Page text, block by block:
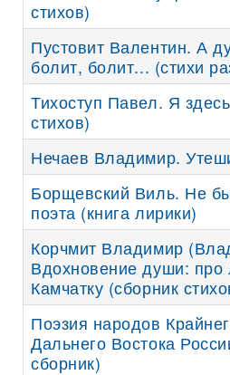
стихов)
Пустовит Валентин. А
болит, болит... (стихи
Тихоступ Павел. Я
стихов)
Нечаев Владимир.
Борщевский Виль. Не
поэта (книга лирики)
Корчмит Владимир
Вдохновение души: про
Камчатку (сборник
Поэзия народов
Дальнего Востока
сборник)